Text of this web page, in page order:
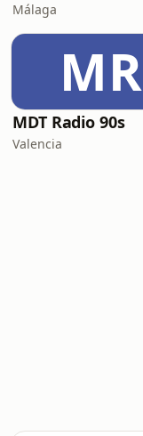
Málaga
MR
MDT Radio 90s
Valencia